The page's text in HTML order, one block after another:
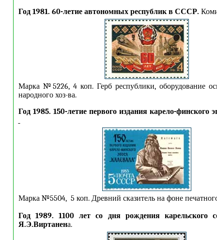
Год 1981. 60-летие автономных республик в СССР.
Марка №5226, 4 коп. Герб республики, оборудование
народного хоз-ва.
Год 1985. 150-летие первого издания карело-финского
Марка №5504, 5 коп. Древний сказитель на фоне печатного
Год 1989. 1100 лет со дня рождения карельского
Я.Э.Виртанена.